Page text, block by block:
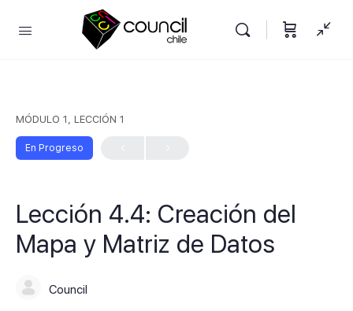
MÓDULO 1, LECCIÓN 1
En Progreso
Lección 4.4: Creación del
Mapa y Matriz de Datos
Council